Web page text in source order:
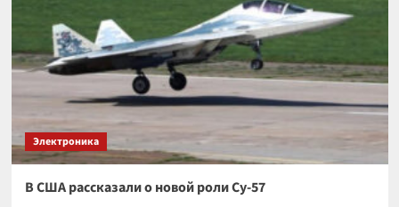
Электроника
В США рассказали о новой роли Су-57